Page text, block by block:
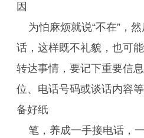
因
为怕麻烦就说“不在”，
话，这样既不礼貌，也可
转达事情，要记下重要信
位、电话号码或谈话内容
备好纸
笔，养成一手接电话，